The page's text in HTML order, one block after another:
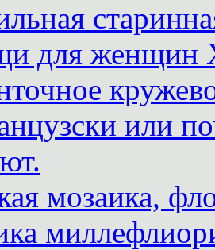
для женщин
или
мозаика,